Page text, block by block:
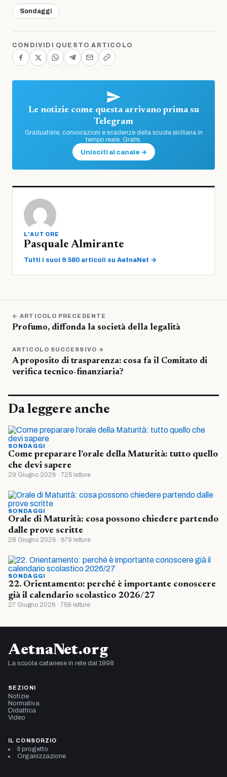
Sondaggi
CONDIVIDI QUESTO ARTICOLO
Le notizie come questa arrivano prima su
Telegram
Graduatorie, convocazioni e scadenze della scuola siciliana in
tempo reale. Gratis.
Unisciti al canale →
L'AUTORE
Pasquale Almirante
Tutti i suoi 9.580 articoli su AetnaNet →
← ARTICOLO PRECEDENTE
Profumo, diffonda la società della legalità
ARTICOLO SUCCESSIVO →
A proposito di trasparenza: cosa fa il Comitato di
verifica tecnico-finanziaria?
Da leggere anche
SONDAGGI
Come preparare l’orale della Maturità: tutto quello
che devi sapere
29 Giugno 2026 · 725 letture
SONDAGGI
Orale di Maturità: cosa possono chiedere partendo
dalle prove scritte
28 Giugno 2026 · 679 letture
SONDAGGI
22. Orientamento: perché è importante conoscere
già il calendario scolastico 2026/27
27 Giugno 2026 · 759 letture
AetnaNet.org
La scuola catanese in rete dal 1998
SEZIONI
Notizie
Normativa
Didattica
Video
IL CONSORZIO
Il progetto
Organizzazione